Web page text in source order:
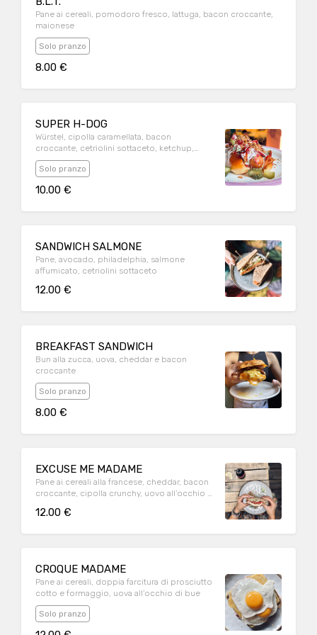
Pane ai cereali, pomodoro fresco, lattuga, bacon croccante,
maionese
Solo pranzo
8.00 €
SUPER H-DOG
Würstel, cipolla caramellata, bacon
croccante, cetriolini sottaceto, ketchup,
salsa home made
Solo pranzo
10.00 €
SANDWICH SALMONE
Pane, avocado, philadelphia, salmone
affumicato, cetriolini sottaceto
12.00 €
BREAKFAST SANDWICH
Bun alla zucca, uova, cheddar e bacon
croccante
Solo pranzo
8.00 €
EXCUSE ME MADAME
Pane ai cereali alla francese, cheddar, bacon
croccante, cipolla crunchy, uovo all’occhio e
12.00 €
CROQUE MADAME
Pane ai cereali, doppia farcitura di prosciutto
cotto e formaggio, uova all’occhio di bue
Solo pranzo